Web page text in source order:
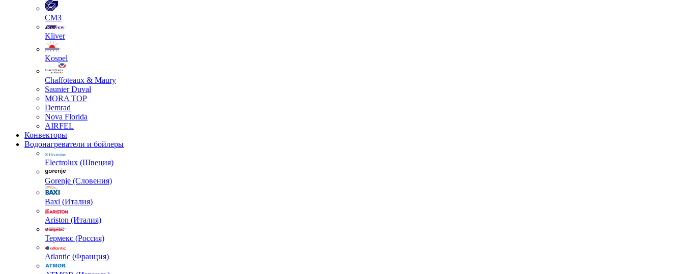
СМЗ
Kliver
Kospel
Chaffoteaux & Maury
Saunier Duval
MORA TOP
Demrad
Nova Florida
AIRFEL
Конвекторы
Водонагреватели и бойлеры
Electrolux (Швеция)
Gorenje (Словения)
Baxi (Италия)
Ariston (Италия)
Термекс (Россия)
Atlantic (Франция)